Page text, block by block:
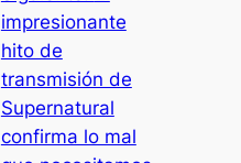
impresionante
hito de
transmisión de
Supernatural
confirma lo mal